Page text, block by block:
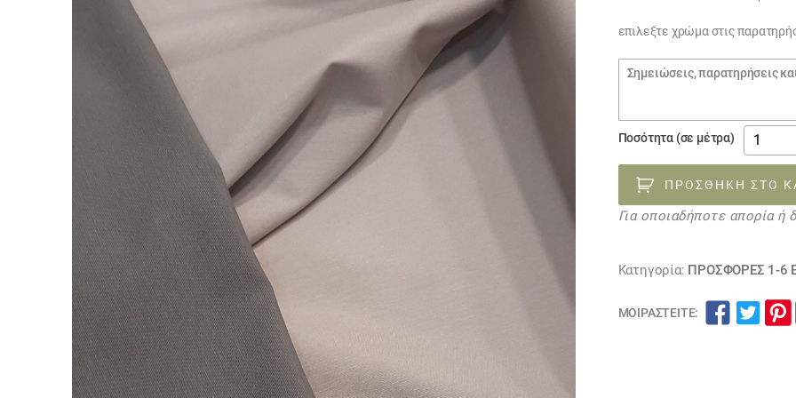
επιλεξτε χρώμα στις
Σημειώσεις
Ποσότητα (σε μέτρα)
ύφασμα
γκρί
σκουρο
και
γκρι
ΠΡΟΣΘΉΚΗ ΣΤΟ
Για οποιαδήποτε απορία ή
Κατηγορία: ΠΡΟΣΦΟΡΕΣ 1-6
ΜΟΙΡΑΣΤΕΊΤΕ: